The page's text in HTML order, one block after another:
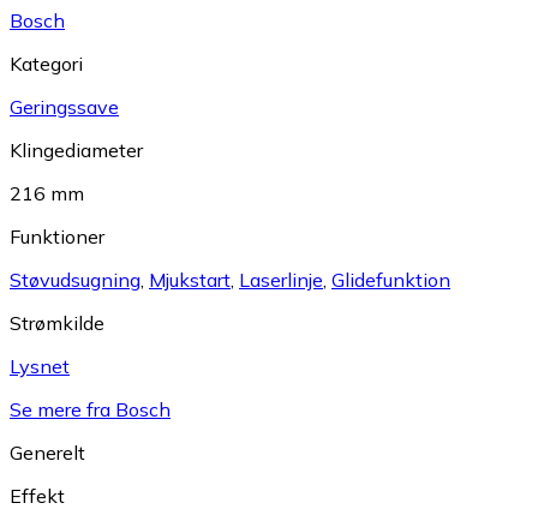
Bosch
Kategori
Geringssave
Klingediameter
216 mm
Funktioner
Støvudsugning Mjukstart Laserlinje Glidefunktion
Strømkilde
Lysnet
Se mere fra Bosch
Generelt
Effekt